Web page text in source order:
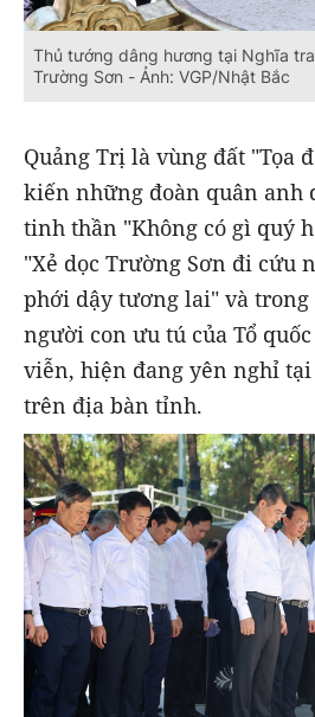
Thủ tướng dâng hương tại Nghĩa
Trường Sơn - Ảnh: VGP/Nhật Bắc
Quảng Trị là vùng đất "Tọa
kiến những đoàn quân anh
tinh thần "Không có gì quý
"Xẻ dọc Trường Sơn đi cứu
phới dậy tương lai" và trong
người con ưu tú của Tổ
viễn, hiện đang yên nghỉ
trên địa bàn tỉnh.